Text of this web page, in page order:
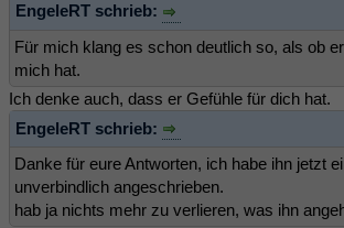
EngeleRT schrieb:
Für mich klang es schon deutlich so, als ob
mich hat.
Ich denke auch, dass er Gefühle für dich hat.
EngeleRT schrieb:
Danke für eure Antworten, ich habe ihn jetzt
unverbindlich angeschrieben.
hab ja nichts mehr zu verlieren, was ihn